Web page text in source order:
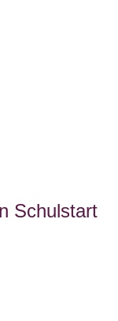
Schulstart